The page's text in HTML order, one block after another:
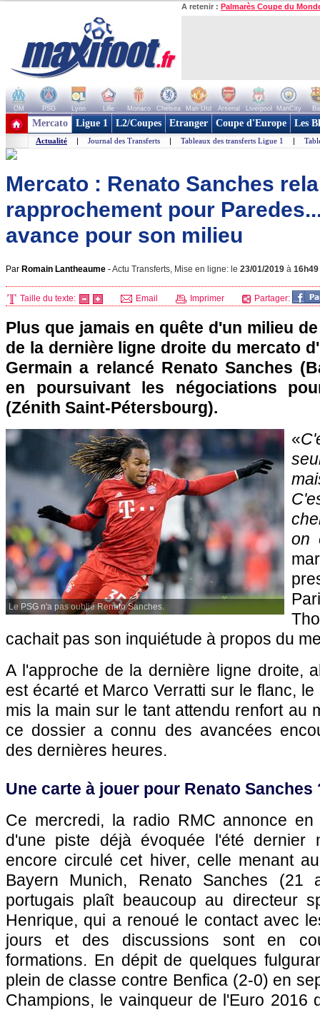
A retenir : Palmarès Coupe du
OM PSG Lyon Lille Monaco Chelsea Man Utd Arsenal Liverpool ManCity
+ de clubs
Mercato Ligue 1 L2/Coupes Etranger Coupe d'Europe Les
Actualité | Journal des Transferts | Tableaux des transferts Ligue 1 |
Mercato : Renato Sanches
rapprochement pour
avance pour son milieu
Par Romain Lantheaume -Actu Transferts, Mise en ligne: le 23/01/2019 à 16h49
Taille du texte: Email Imprimer Partager:
Plus que jamais en quête d'un milieu
de la dernière ligne droite du mercato
Germain a relancé Renato Sanches
en poursuivant les négociations
(Zénith Saint-Pétersbourg).
Le PSG n'a pas oublié Renato Sanches.
«
on
cachait pas son inquiétude à propos du
A l'approche de la dernière ligne droite,
est écarté et Marco Verratti sur le flanc,
mis la main sur le tant attendu renfort au
ce dossier a connu des avancées
des dernières heures.
Une carte à jouer pour Renato Sanches
Ce mercredi, la radio RMC annonce
d'une piste déjà évoquée l'été dernier
encore circulé cet hiver, celle menant
Bayern Munich, Renato Sanches (21
portugais plaît beaucoup au directeur
Henrique, qui a renoué le contact avec
jours et des discussions sont en
formations. En dépit de quelques
plein de classe contre Benfica (2-0) en
Champions, le vainqueur de l'Euro 2016